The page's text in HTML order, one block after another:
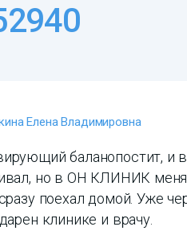
Елена Владимировна
баланопостит, и
но в ОН КЛИНИК
поехал домой. Уже
клинике и врачу.